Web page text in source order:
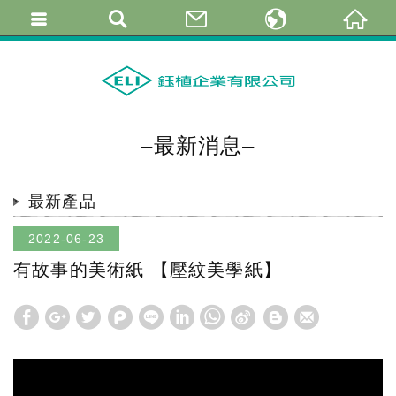
–最新消息–
最新產品
2022-06-23
有故事的美術紙 【壓紋美學紙】
简体中文